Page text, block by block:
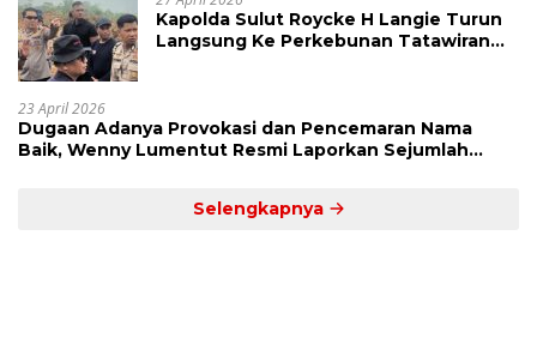
Kapolda Sulut Roycke H Langie Turun
Langsung Ke Perkebunan Tatawiran
23 April 2026
Dugaan Adanya Provokasi dan Pencemaran Nama
Baik, Wenny Lumentut Resmi Laporkan Sejumlah
Selengkapnya